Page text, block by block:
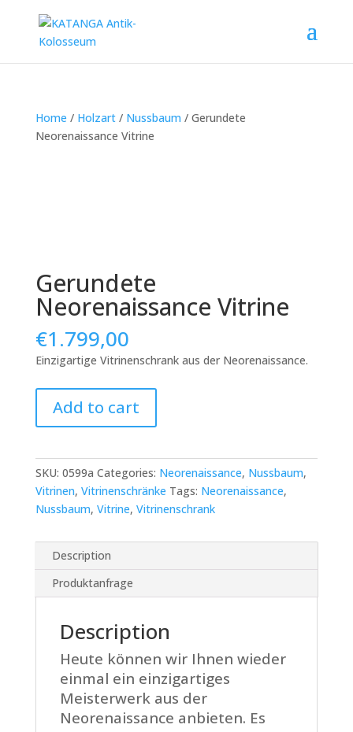
Home / Holzart/ Nussbaum / Gerundete
Neorenaissance Vitrine
Gerundete
Neorenaissance Vitrine
€1.799,00
Einzigartige Vitrinenschrank aus der Neorenaissance.
Neorenaissance
Vitrine
Add to cart
SKU: 0599a Categories: Neorenaissance, Nussbaum,
Vitrinen, Vitrinenschränke Tags: Neorenaissance,
Nussbaum, Vitrine, Vitrinenschrank
Description
Produktanfrage
Description
Heute können wir Ihnen wieder
einmal ein einzigartiges
Meisterwerk aus der
Neorenaissance anbieten. Es